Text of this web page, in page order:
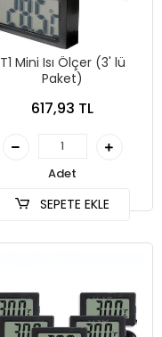
T1 Mini Isı Ölçer (3' lü
Paket)
617,93 TL
Adet
SEPETE EKLE